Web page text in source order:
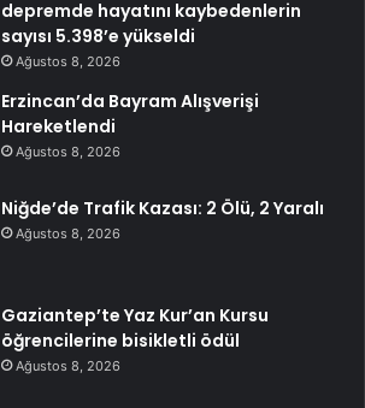
depremde hayatını kaybedenlerin
sayısı 5.398’e yükseldi
Ağustos 8, 2026
Erzincan’da Bayram Alışverişi
Hareketlendi
Ağustos 8, 2026
Niğde’de Trafik Kazası: 2 Ölü, 2 Yaralı
Ağustos 8, 2026
Gaziantep’te Yaz Kur’an Kursu
öğrencilerine bisikletli ödül
Ağustos 8, 2026